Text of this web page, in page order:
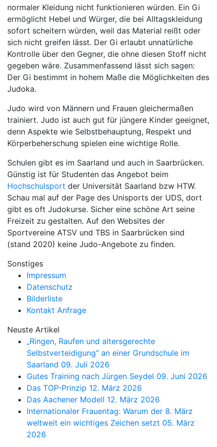
normaler Kleidung nicht funktionieren würden. Ein Gi
ermöglicht Hebel und Würger, die bei Alltagskleidung
sofort scheitern würden, weil das Material reißt oder
sich nicht greifen lässt. Der Gi erlaubt unnatürliche
Kontrolle über den Gegner, die ohne diesen Stoff nicht
gegeben wäre. Zusammenfassend lässt sich sagen:
Der Gi bestimmt in hohem Maße die Möglichkeiten des
Judoka.
Judo wird von Männern und Frauen gleichermaßen
trainiert. Judo ist auch gut für jüngere Kinder geeignet,
denn Aspekte wie Selbstbehauptung, Respekt und
Körperbeherschung spielen eine wichtige Rolle.
Schulen gibt es im Saarland und auch in Saarbrücken.
Günstig ist für Studenten das Angebot beim
Hochschulsport der Universität Saarland bzw HTW.
Schau mal auf der Page des Unisports der UDS, dort
gibt es oft Judokurse. Sicher eine schöne Art seine
Freizeit zu gestalten. Auf den Websites der
Sportvereine ATSV und TBS in Saarbrücken sind
(stand 2020) keine Judo-Angebote zu finden.
Sonstiges
Impressum
Datenschutz
Bilderliste
Kontakt Anfrage
Neuste Artikel
„Ringen, Raufen und altersgerechte
Selbstverteidigung“ an einer Grundschule im
Saarland 09. Juli 2026
Gutes Training nach Jürgen Seydel 09. Juni 2026
Das TOP-Prinzip 12. März 2026
Das Aachener Modell 12. März 2026
Internationaler Frauentag: Warum der 8. März
weltweit ein wichtiges Zeichen setzt 05. März
2026